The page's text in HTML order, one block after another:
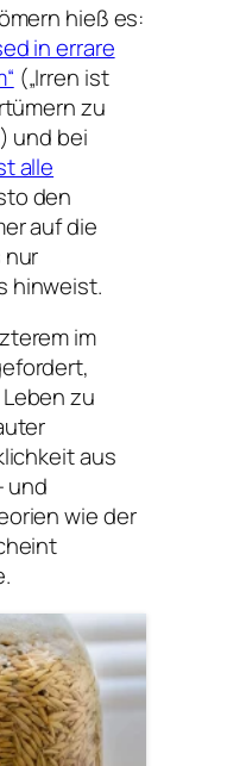
hieß es:
in errare
(„Irren ist
zu
und bei
alle
den
auf die
hinweist.
im
zu
aus
und
wie der